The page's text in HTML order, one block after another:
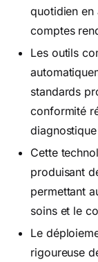
quotidien en
comptes
Les outils
standards
conformité
Cette
produisant
permettant
soins et le
Le
rigoureuse